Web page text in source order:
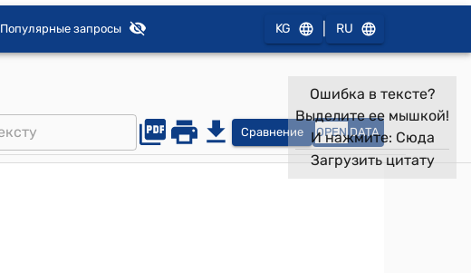
Популярные запросы KG RU
Сравнение OPEN DATA
Ошибка в тексте?
Выделите ее мышкой!
И нажмите: Сюда
Загрузить цитату